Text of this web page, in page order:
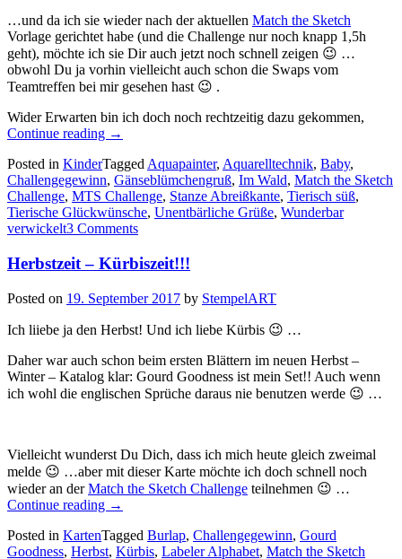
…und da ich sie wieder nach der aktuellen Match the Sketch
Vorlage gerichtet habe (und die Challenge nur noch knapp 1,5h
geht), möchte ich sie Dir auch jetzt noch schnell zeigen 😉 …
obwohl Du ja vorhin vielleicht auch schon die Swaps vom
Teamtreffen bei mir gesehen hast 😉 .
Wider Erwarten bin ich doch noch rechtzeitig dazu gekommen,
Continue reading „Hallo
→
Posted in KinderTagged Aquapainter, Aquarelltechnik, Baby,
Challengegewinn, Gänseblümchengruß, Im Wald, Match the Sketch
Challenge, MTS Challenge, Stanze Abreißkante, Tierisch süß,
Tierische Glückwünsche, Unentbärliche Grüße, Wunderbar
verwickelt3 Comments
Herbstzeit – Kürbiszeit!!!
Posted on 19. September 2017 by StempelART
Ich liiebe ja den Herbst! Und ich liebe Kürbis 😉 …
Daher war auch schon beim ersten Blättern im neuen Herbst –
Winter – Katalog klar: Gourd Goodness ist mein Set!! Auch wenn
ich wohl die englischen Sprüche daraus nie benutzen werde 😉 …
Vielleicht wunderst Du Dich, dass ich mich heute gleich zweimal
melde 😉 …aber mit dieser Karte möchte ich doch schnell noch
wieder an derMatch the Sketch Challenge teilnehmen 😉 …
Continue reading „Herbstzeit
Kürbiszeit!!!“
→
Posted in KartenTagged Burlap, Challengegewinn, Gourd
Goodness, Herbst, Kürbis, Labeler Alphabet, Match the Sketch